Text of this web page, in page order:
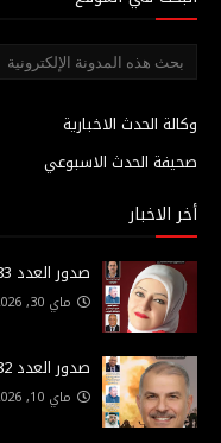
وكالة الحدث الاخبارية
صحيفة الحدث الاسبوعي
أخر الاخبار
صدور العدد 183 لصحيفة الحدث الاسبوعي من لندن
ماي 30, 2026
صدور العدد 182 لصحيفة الحدث الاسبوعي من لندن
ماي 10, 2026